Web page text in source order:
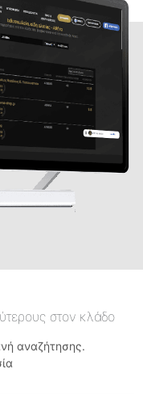
στον κλάδο
αναζήτησης.